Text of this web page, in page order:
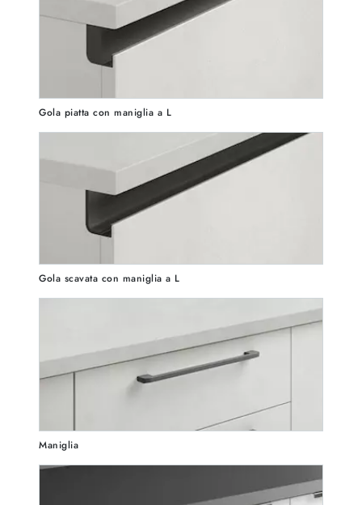
Gola piatta con maniglia a L
Gola scavata con maniglia a L
Maniglia